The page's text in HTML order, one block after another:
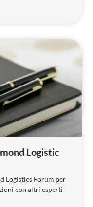
Logistic
Logistics Forum per
con altri esperti